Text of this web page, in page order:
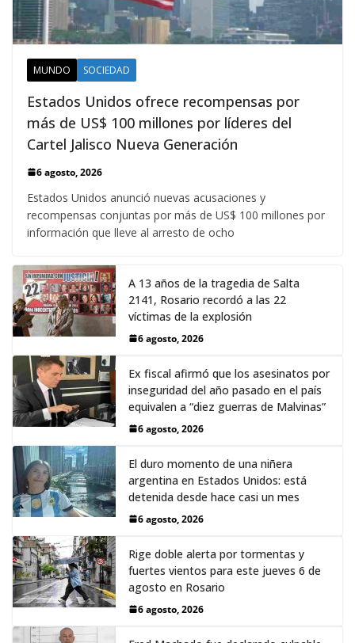
MUNDO SOCIEDAD
Estados Unidos ofrece recompensas por
más de US$ 100 millones por líderes del
Cartel Jalisco Nueva Generación
6 agosto, 2026
Estados Unidos anunció nuevas acusaciones y
recompensas conjuntas por más de US$ 100 millones por
información que lleve al arresto de ocho
A 13 años de la tragedia de Salta
2141, Rosario recordó a las 22
víctimas de la explosión
6 agosto, 2026
Ex fiscal afirmó que los asesinatos por
inseguridad del año pasado en el país
equivalen a “diez guerras de Malvinas”
6 agosto, 2026
El duro momento de una niñera
argentina en Estados Unidos: está
detenida desde hace casi un mes
6 agosto, 2026
Rige doble alerta por tormentas y
fuertes vientos para este jueves 6 de
agosto en Rosario
6 agosto, 2026